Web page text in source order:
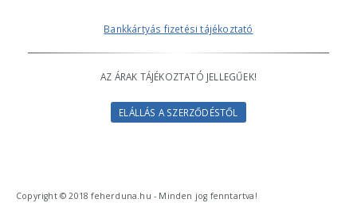
Bankkártyás fizetési tájékoztató
AZ ÁRAK TÁJÉKOZTATÓ JELLEGŰEK!
ELÁLLÁS A SZERZŐDÉSTŐL
Copyright © 2018 feherduna.hu - Minden jog fenntartva!